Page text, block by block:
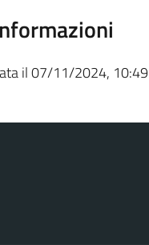
il 07/11/2024, 10:49